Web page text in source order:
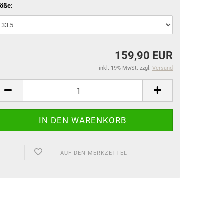
159,90 EUR
inkl. 19% MwSt. zzgl. Versand
AUF DEN MERKZETTEL